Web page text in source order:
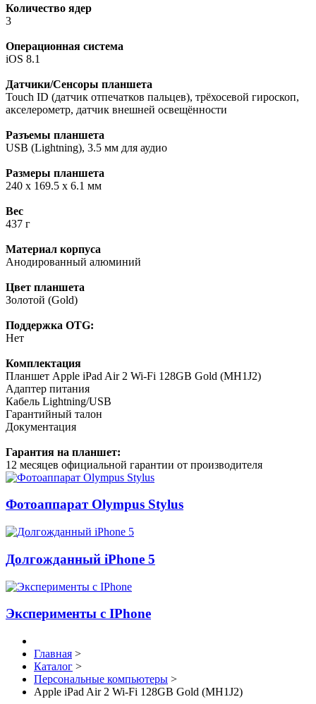
Количество ядер
3
Операционная система
iOS 8.1
Датчики/Сенсоры планшета
Touch ID (датчик отпечатков пальцев), трёхосевой гироскоп,
акселерометр, датчик внешней освещённости
Разъемы планшета
USB (Lightning), 3.5 мм для аудио
Размеры планшета
240 x 169.5 x 6.1 мм
Вес
437 г
Материал корпуса
Анодированный алюминий
Цвет планшета
Золотой (Gold)
Поддержка OTG:
Нет
Комплектация
Планшет Apple iPad Air 2 Wi-Fi 128GB Gold (MH1J2)
Адаптер питания
Кабель Lightning/USB
Гарантийный талон
Документация
Гарантия на планшет:
12 месяцев официальной гарантии от производителя
Фотоаппарат Olympus Stylus
Долгожданный iPhone 5
Эксперименты с IPhone
Главная >
Каталог >
Персональные компьютеры >
Apple iPad Air 2 Wi-Fi 128GB Gold (MH1J2)